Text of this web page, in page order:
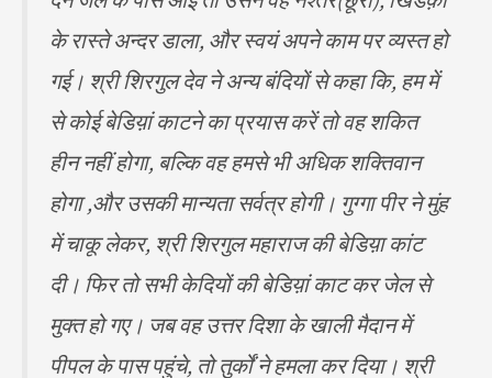
के रास्ते अन्दर डाला, और स्वयं अपने काम पर व्यस्त हो
गई। श्री शिरगुल देव ने अन्य बंदियों से कहा कि, हम में
से कोई बेडिय़ां काटने का प्रयास करें तो वह शकित
हीन नहीं होगा, बल्कि वह हमसे भी अधिक शक्तिवान
होगा ,और उसकी मान्यता सर्वत्र होगी। गुग्गा पीर ने मुंह
में चाकू लेकर, श्री शिरगुल महाराज की बेडिय़ा कांट
दी। फिर तो सभी केदियों की बेडिय़ां काट कर जेल से
मुक्त हो गए। जब वह उत्तर दिशा के खाली मैदान में
पीपल के पास पहुंचे, तो तुर्कों ने हमला कर दिया। श्री